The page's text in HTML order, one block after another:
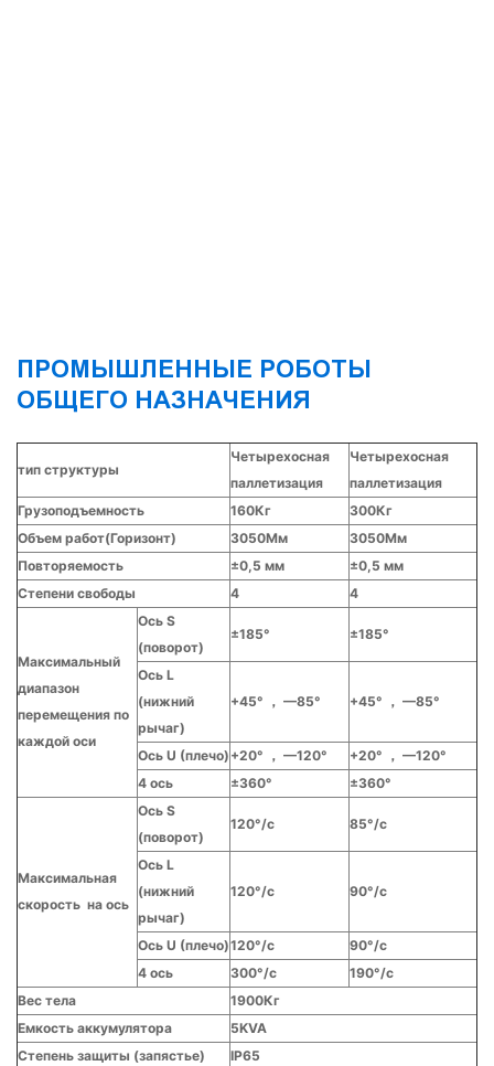
ПРОМЫШЛЕННЫЕ РОБОТЫ
ОБЩЕГО НАЗНАЧЕНИЯ
тип структуры
Четырехосная
паллетизация
Четырехосная
паллетизация
Грузоподъемность
160Кг
300Кг
Объем работ(Горизонт)
3050Мм
3050Мм
Повторяемость
±0,5 мм
±0,5 мм
Степени свободы
4 4
Максимальный
диапазон
перемещения по
каждой оси
Ось S
(поворот)
±185° ±185°
Ось L
(нижний
рычаг)
+45° ， —85° +45° ， —85°
Ось U (плечо) +20° ， —120° +20° ， —120°
4 ось
±360° ±360°
Максимальная
скорость на ось
Ось S
(поворот)
120°/с 85°/с
Ось L
(нижний
рычаг)
120°/с 90°/с
Ось U (плечо)120°/с
90°/с
4 ось
300°/с
190°/с
Вес тела
1900Кг
Емкость аккумулятора
5KVA
Степень защиты (запястье)
IP65